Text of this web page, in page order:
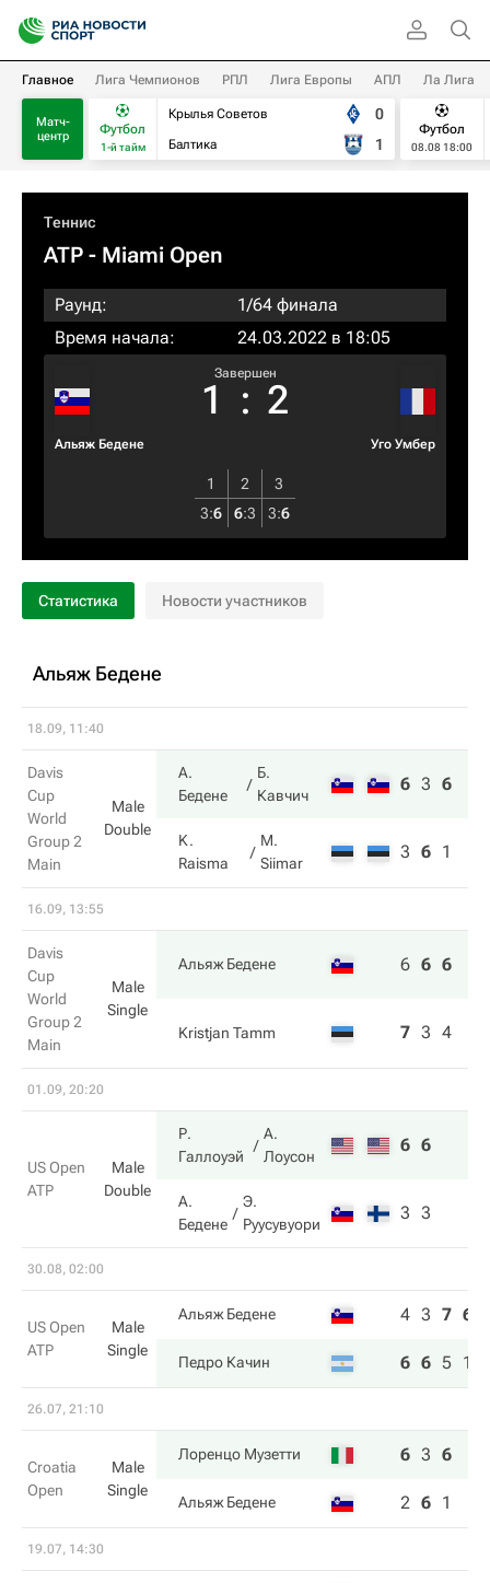
Главное Лига Чемпионов РПЛ Лига Европы АПЛ Ла Лига
Матч-
центр
Футбол
1-й тайм
Крылья Советов
Балтика
0
1
Футбол
08.08 18:00
Теннис
ATP - Miami Open
Раунд:
1/64 финала
Время начала:
24.03.2022 в 18:05
Альяж Бедене
Завершен
1 : 2
Уго Умбер
1 2
3
3:6 6:3 3:6
Статистика Новости участников
Альяж Бедене
18.09, 11:40
Davis
Cup
World
Group 2
Main
Male
Double
А.
Бедене
Б.
Кавчич
6 3 6
K.
Raisma
M.
Siimar
3 6 1
16.09, 13:55
Davis
Cup
World
Group 2
Main
Male
Single
Альяж Бедене 6 6 6
Kristjan Tamm 7 3 4
01.09, 20:20
US Open
ATP
Male
Double
Р.
Галлоуэй
А.
Лоусон
6 6
А.
Бедене
Э.
Руусувуори
3 3
30.08, 02:00
US Open
ATP
Male
Single
Альяж Бедене 4 3 7 6
Педро Качин 6 6 5 1
26.07, 21:10
Croatia
Open
Male
Single
Лоренцо Музетти 6 3 6
Альяж Бедене 2 6 1
19.07, 14:30